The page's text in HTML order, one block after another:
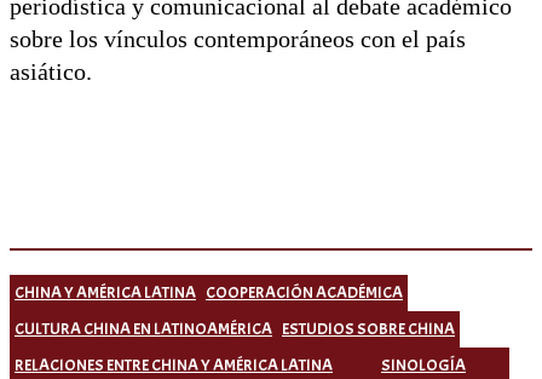
periodística y comunicacional al debate académico
sobre los vínculos contemporáneos con el país
asiático.
CHINA Y AMÉRICA LATINA COOPERACIÓN ACADÉMICA
CULTURA CHINA EN LATINOAMÉRICA ESTUDIOS SOBRE CHINA
RELACIONES ENTRE CHINA Y AMÉRICA LATINA
SINOLOGÍA